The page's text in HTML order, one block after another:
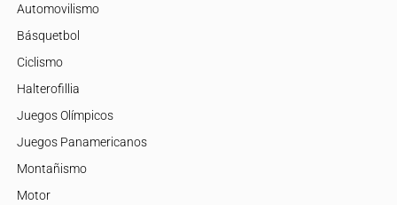
Automovilismo
Básquetbol
Ciclismo
Halterofillia
Juegos Olímpicos
Juegos Panamericanos
Montañismo
Motor